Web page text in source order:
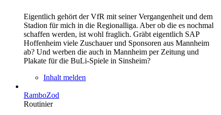
Eigentlich gehört der VfR mit seiner Vergangenheit und dem
Stadion für mich in die Regionalliga. Aber ob die es nochmal
schaffen werden, ist wohl fraglich. Gräbt eigentlich SAP
Hoffenheim viele Zuschauer und Sponsoren aus Mannheim
ab? Und werben die auch in Mannheim per Zeitung und
Plakate für die BuLi-Spiele in Sinsheim?
Inhalt melden
RamboZod
Routinier